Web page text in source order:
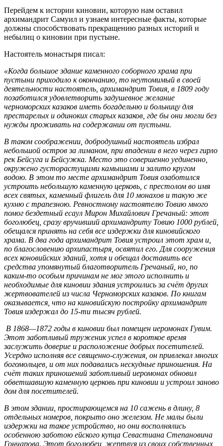
Перейдем к истории киновии, которую нам оставил
архимандрит Самуил и узнаем интересные факты, которые
должны способствовать прекращению разных историй и
небылиц о киновии при пустыне.
Настоятель монастыря писал:
«Когда большое здание каменного соборного храма при
пустыни приходило к окончанию, то неутомимый в своей
деятельности настоятель, архимандрит Товия, в 1809 году
позаботился удовлетворить задушевное желание
черноморских казаков иметь богадельню и больницу для
престарелых и одиноких старых казаков, где бы они могли без
нужды проживать на содержании от пустыни.
В таком соображении, добродушный настоятель избрал
небольшой остров за лиманом, при впадении в него через гирло
рек Бейсуга и Бейсужка. Место это совершенно уединенно,
окружено густорастущими камышами и залито кругом
водою. В этом то месте архимандрит Товия озаботился
устроить небольшую каменную церковь, с престолом во имя
всех святых, каменный флигель для 10 монахов и такую же
кухню с трапезною. Ревностному настоятелю Товию много
помог бездетный есаул Мирон Михайлович Гречаный: этот
боголюбец, сразу вручивший архимандриту Товию 1000 рублей,
обещался принять на себя все издержки для киновийского
храма. В два года архимандрит Товия устроил этот храм и,
по благословению архипастыря, освятил его. Для сооружения
всех коновийских зданий, хотя и обещал доставить все
средства упомянутый благотворитель Гречаный, но, по
каким-то особым причинам не мог этого исполнить и
необходимые для киновии здания устроились за счёт других
жертвователей из числа Черноморских казаков. По книгам
оказывается, что на киновийскую постройку архимандрит
Товия издержал до 15-ти тысяч рублей.
В 1868—1872 годы в киновии был помещен иеромонах Гувим.
Этот заботливый труженик успел в короткое время
заслужить доверие и расположение добрых посетителей.
Усердно исполняя все священно-служения, он привлекал многих
богомольцев, и от них подавались нескудные приношения. На
счёт таких приношений заботливый иеромонах обновил
обветшавшую каменную церковь при киновии и устроил заново
дом для посетителей.
В этом здании, простирающемся на 10 сажень в длину, 8
отдельных номеров, покрыто оно железом. Не малы были
издержки на такое устройство, но они восполнялись
особенною заботою ейского купца Севастиана Степановича
Гончарова. Этот боголюбец, жертвуя из своих собственных